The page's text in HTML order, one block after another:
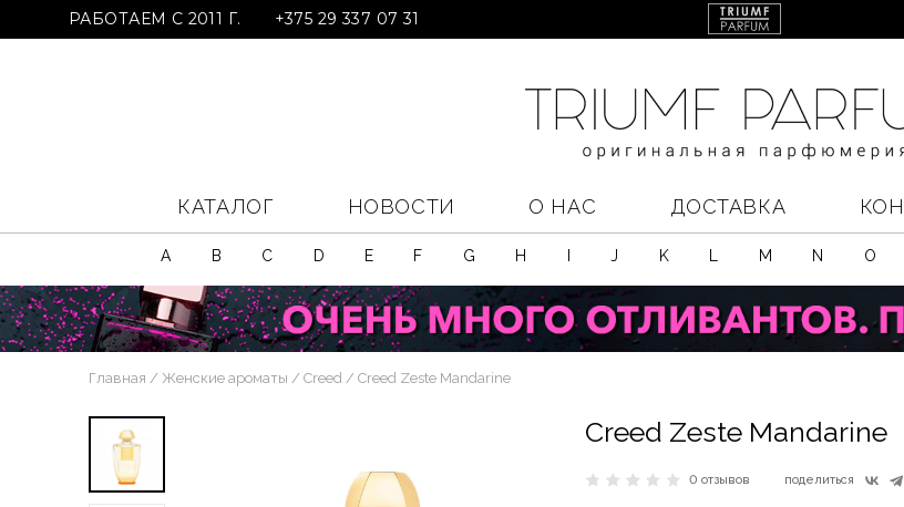
РАБОТАЕМ С 2011 Г. +375 29 337 07 31
КАТАЛОГ НОВОСТИ О НАС ДОСТАВКА
A B C D E F G H J K M N O
Главная Женские ароматы Creed Creed Zeste Mandarine
Creed Zeste Mandarine
0 отзывов поделиться